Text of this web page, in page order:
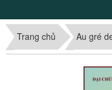
Trang chủ Au gré